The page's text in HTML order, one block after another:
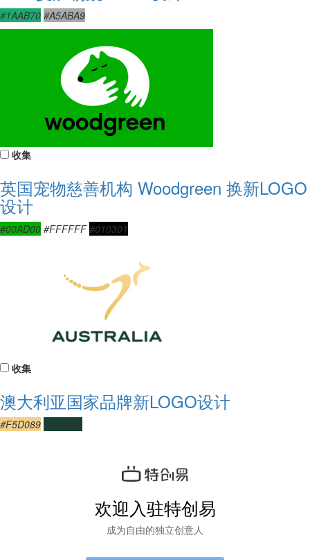
#1AAB70 #A5ABA9
收集
英国宠物慈善机构 Woodgreen 换新LOGO
设计
#00AD00 #FFFFFF #010301
收集
澳大利亚国家品牌新LOGO设计
#F5D089 #164034
欢迎入驻特创易
成为自由的独立创意人